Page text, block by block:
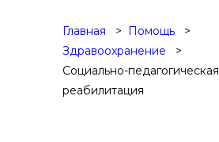
Главная
Помощь
Здравоохранение
Социально-педагогическая
реабилитация